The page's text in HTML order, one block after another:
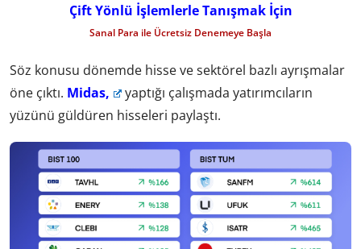
Çift Yönlü İşlemlerle Tanışmak İçin
Sanal Para ile Ücretsiz Denemeye Başla
Söz konusu dönemde hisse ve sektörel bazlı ayrışmalar
öne çıktı. Midas,
yaptığı çalışmada yatırımcıların
yüzünü güldüren hisseleri paylaştı.